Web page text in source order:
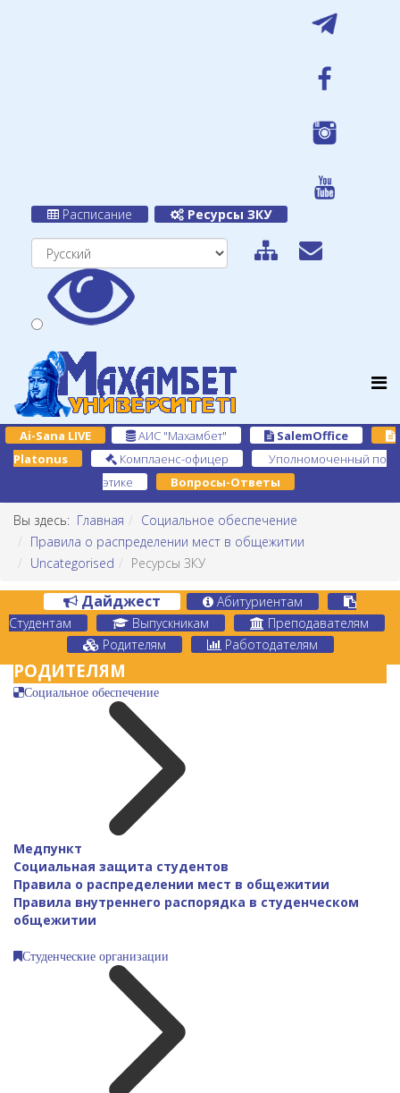
Расписание Ресурсы ЗКУ
Ai-Sana LIVE АИС "Махамбет"
SalemOffice
Platonus
Комплаенс-офицер
Уполномоченный по
этике
Вопросы-Ответы
Вы здесь: Главная
Социальное обеспечение
Правила о распределении мест в общежитии
Uncategorised
Ресурсы ЗКУ
Дайджест
Абитуриентам
Студентам
Выпускникам
Преподавателям
Родителям
Работодателям
РОДИТЕЛЯМ
Социальное обеспечение
Медпункт
Социальная защита студентов
Правила о распределении мест в общежитии
Правила внутреннего распорядка в студенческом
общежитии
Студенческие организации